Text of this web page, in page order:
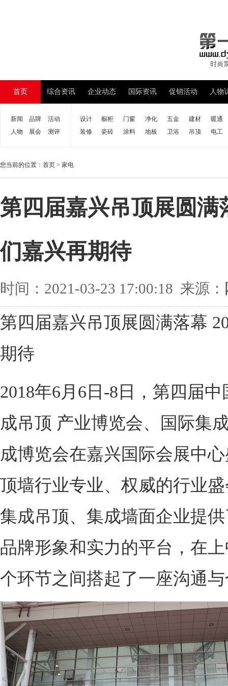
首页 综合资讯 企业动态 国际资讯 促销活动 人物
新闻 品牌
活动
人物
展会 测评
设计 橱柜 门窗 净化 五金 建材
暖通
装修
瓷砖 涂料 地板 卫浴 吊顶 电工
您当前的位置： 首页 > 家电
第四届嘉兴吊顶展圆满
们嘉兴再期待
时间：2021-03-23 17:00:18 来源：
第四届嘉兴吊顶展圆满落幕
期待
2018年6月6日-8日，第四届
成吊顶 产业博览会、国际集
成博览会在嘉兴国际会展中
顶墙行业专业、权威的行业
集成吊顶、集成墙面企业提
品牌形象和实力的平台，在
个环节之间搭起了一座沟通